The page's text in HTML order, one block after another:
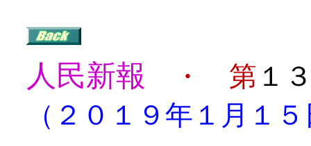
人民新報 ・ 第 １
（２０１９年１月１